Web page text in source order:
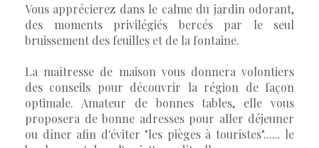
Vous apprécierez dans le calme du jardin odorant,
des moments privilégiés bercés par le seul
bruissement des feuilles et de la fontaine.
La maîtresse de maison vous donnera volontiers
des conseils pour découvrir la région de façon
optimale. Amateur de bonnes tables, elle vous
proposera de bonne adresses pour aller déjeuner
ou dîner afin d'éviter "les pièges à touristes"...... le